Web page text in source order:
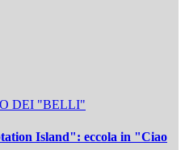
DEI "BELLI"
Island": eccola in "Ciao